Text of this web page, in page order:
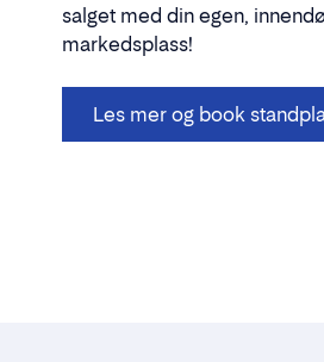
salget med din egen,
markedsplass!
Les mer og book